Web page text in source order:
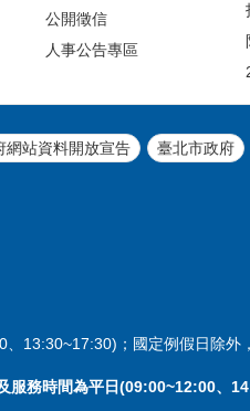
公開徵信
人事公告專區
網站資料開放宣告 臺北市政府
13:30~17:30)；國定例假日除外
服務時間為平日(09:00~12:00、